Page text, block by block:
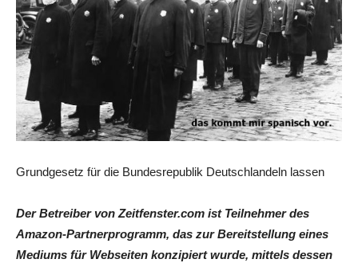
Grundgesetz für die Bundesrepublik Deutschlandeln lassen
Der Betreiber von Zeitfenster.com ist Teilnehmer des
Amazon-Partnerprogramm, das zur Bereitstellung eines
Mediums für Webseiten konzipiert wurde, mittels dessen